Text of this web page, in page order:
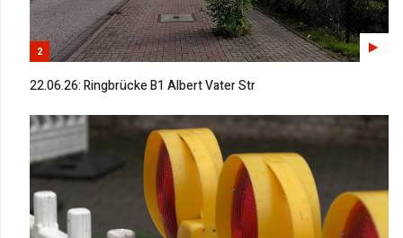
2
22.06.26: Ringbrücke B1 Albert Vater Str